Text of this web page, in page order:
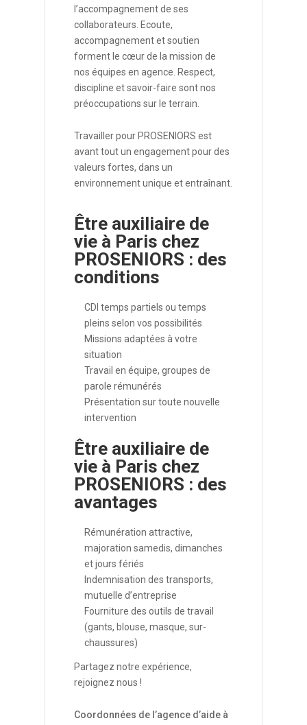
l’accompagnement de ses
collaborateurs. Ecoute,
accompagnement et soutien
forment le cœur de la mission de
nos équipes en agence. Respect,
discipline et savoir-faire sont nos
préoccupations sur le terrain.
Travailler pour PROSENIORS est
avant tout un engagement pour des
valeurs fortes, dans un
environnement unique et entraînant.
Être auxiliaire de
vie à Paris chez
PROSENIORS : des
conditions
CDI temps partiels ou temps
pleins selon vos possibilités
Missions adaptées à votre
situation
Travail en équipe, groupes de
parole rémunérés
Présentation sur toute nouvelle
intervention
Être auxiliaire de
vie à Paris chez
PROSENIORS : des
avantages
Rémunération attractive,
majoration samedis, dimanches
et jours fériés
Indemnisation des transports,
mutuelle d’entreprise
Fourniture des outils de travail
(gants, blouse, masque, sur-
chaussures)
Partagez notre expérience,
rejoignez nous !
Coordonnées de l’agence d’aide à